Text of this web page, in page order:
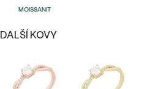
DIAMANTY
přívěsky
MOISSANIT
DALŠÍ KOVY